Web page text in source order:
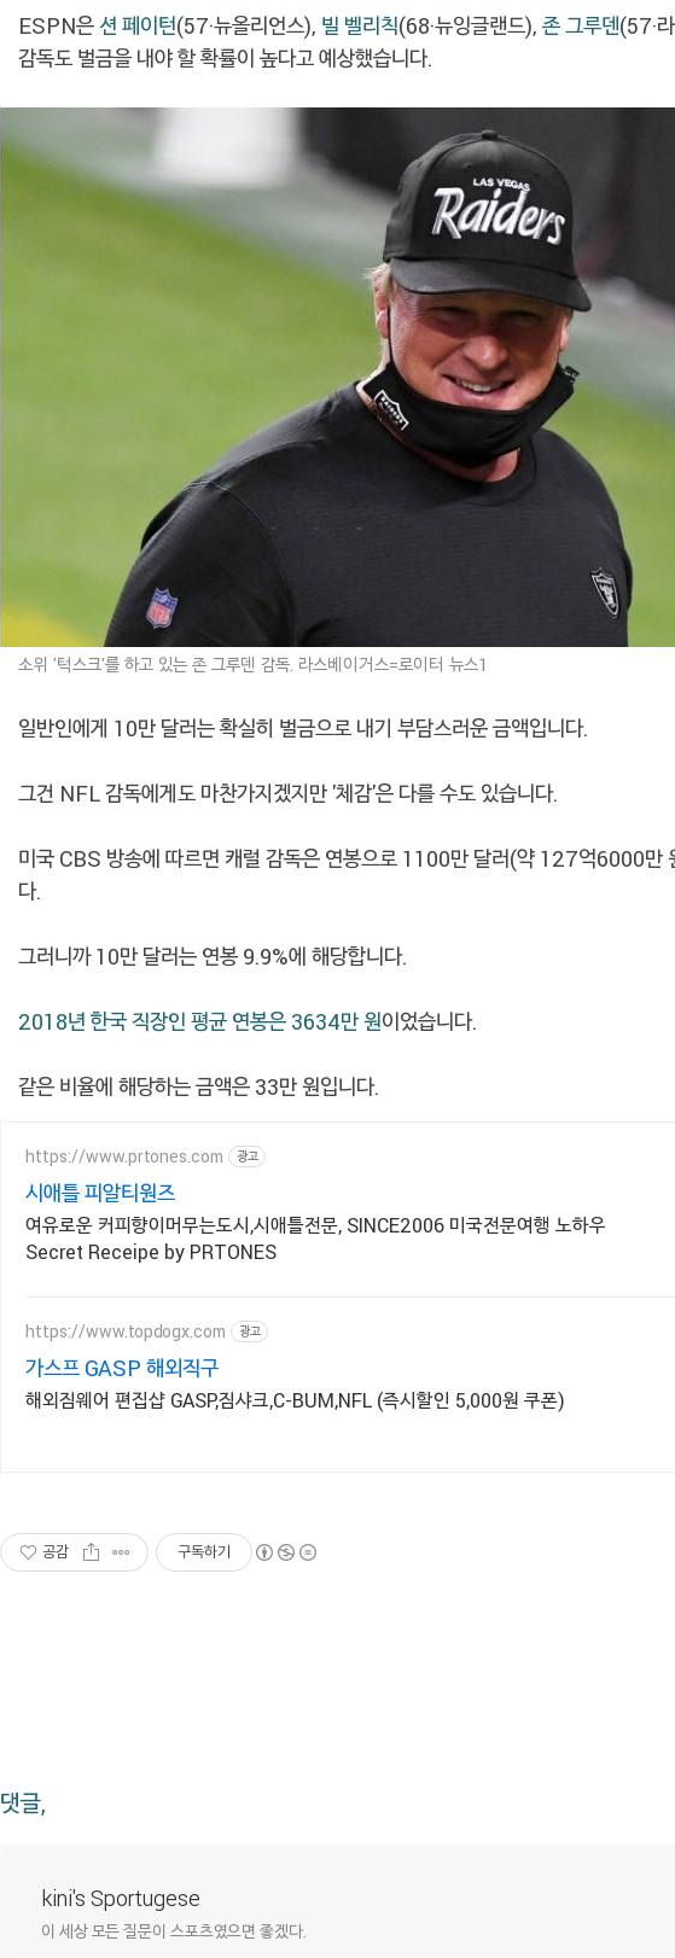
ESPN은션 페이턴(57·뉴올리언스), 빌 벨리칙(68·뉴잉글랜드), 존 그루덴(57·
감독도 벌금을 내야 할 확률이 높다고 예상했습니다.
소위 '턱스크'를 하고 있는 존 그루덴 감독. 라스베이거스=로이터 뉴스1
일반인에게 10만 달러는 확실히 벌금으로 내기 부담스러운 금액입니다.
그건 NFL 감독에게도 마찬가지겠지만 '체감'은 다를 수도 있습니다.
미국 CBS 방송에 따르면 캐럴 감독은 연봉으로 1100만 달러(약 127억6000만
다.
그러니까 10만 달러는 연봉 9.9%에 해당합니다.
2018년 한국 직장인 평균 연봉은 3634만 원이었습니다.
같은 비율에 해당하는 금액은 33만 원입니다.
https://www.prtones.com 광고
시애틀 피알티원즈
여유로운 커피향이머무는도시,시애틀전문, SINCE2006 미국전문여행 노하우
Secret Receipe by PRTONES
https://www.topdogx.com 광고
가스프 GASP 해외직구
해외짐웨어 편집샵 GASP,짐샤크,C-BUM,NFL (즉시할인 5,000원 쿠폰)
공감 구독하기
댓글,
kini's Sportugese
이 세상 모든 질문이 스포츠였으면 좋겠다.